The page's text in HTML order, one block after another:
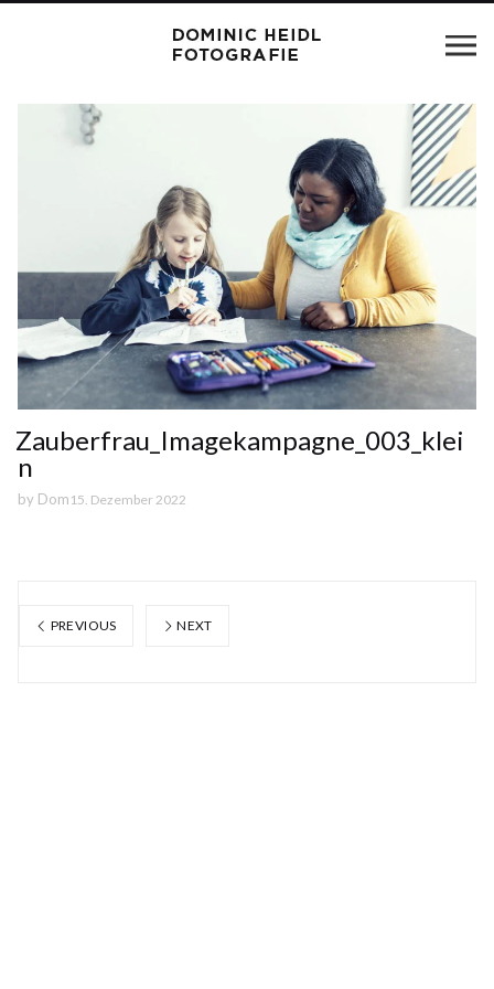
Zauberfrau_Imagekampagne_003_klei
n
by Dom 15. Dezember 2022
PREVIOUS NEXT